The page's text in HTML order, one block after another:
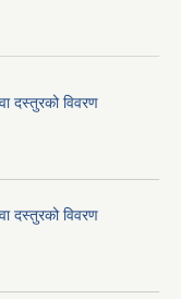
दस्तुरको विवरण
दस्तुरको विवरण